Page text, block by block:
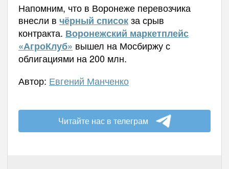
Напомним, что в Воронеже перевозчика
внесли в чёрный списокза срыв
контракта. Воронежский маркетплейс
«АгроКлуб» вышел на Мосбиржу с
облигациями на 200 млн.
Автор: Евгений Манченко
Читайте нас в телеграм